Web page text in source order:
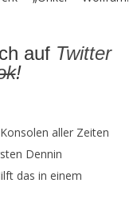
auf Twitter
!
aller Zeiten
Dennin
das in einem